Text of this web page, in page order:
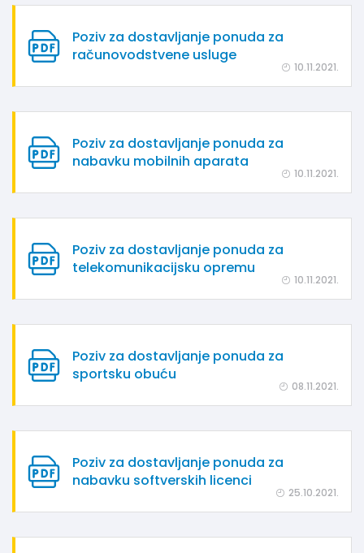
Poziv za dostavljanje ponuda za
računovodstvene usluge
10.11.2021.
Poziv za dostavljanje ponuda za
nabavku mobilnih aparata
10.11.2021.
Poziv za dostavljanje ponuda za
telekomunikacijsku opremu
10.11.2021.
Poziv za dostavljanje ponuda za
sportsku obuću
08.11.2021.
Poziv za dostavljanje ponuda za
nabavku softverskih licenci
25.10.2021.